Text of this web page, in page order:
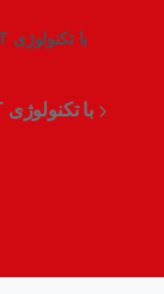
با تکنولوژی Intel QAT رمزنگاری سریع‌تری داشته باشید!
با تکنولوژی Intel QAT رمزنگاری سریع‌تری داشته باشید!